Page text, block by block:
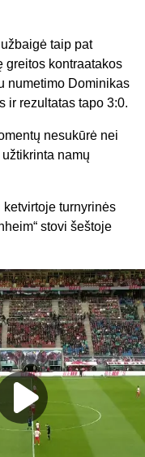
taip pat
greitos kontraatakos
numetimo Dominikas
ir rezultatas tapo 3:0.
nesukūrė nei
namų
ketvirtoje turnyrinės
stovi šeštoje